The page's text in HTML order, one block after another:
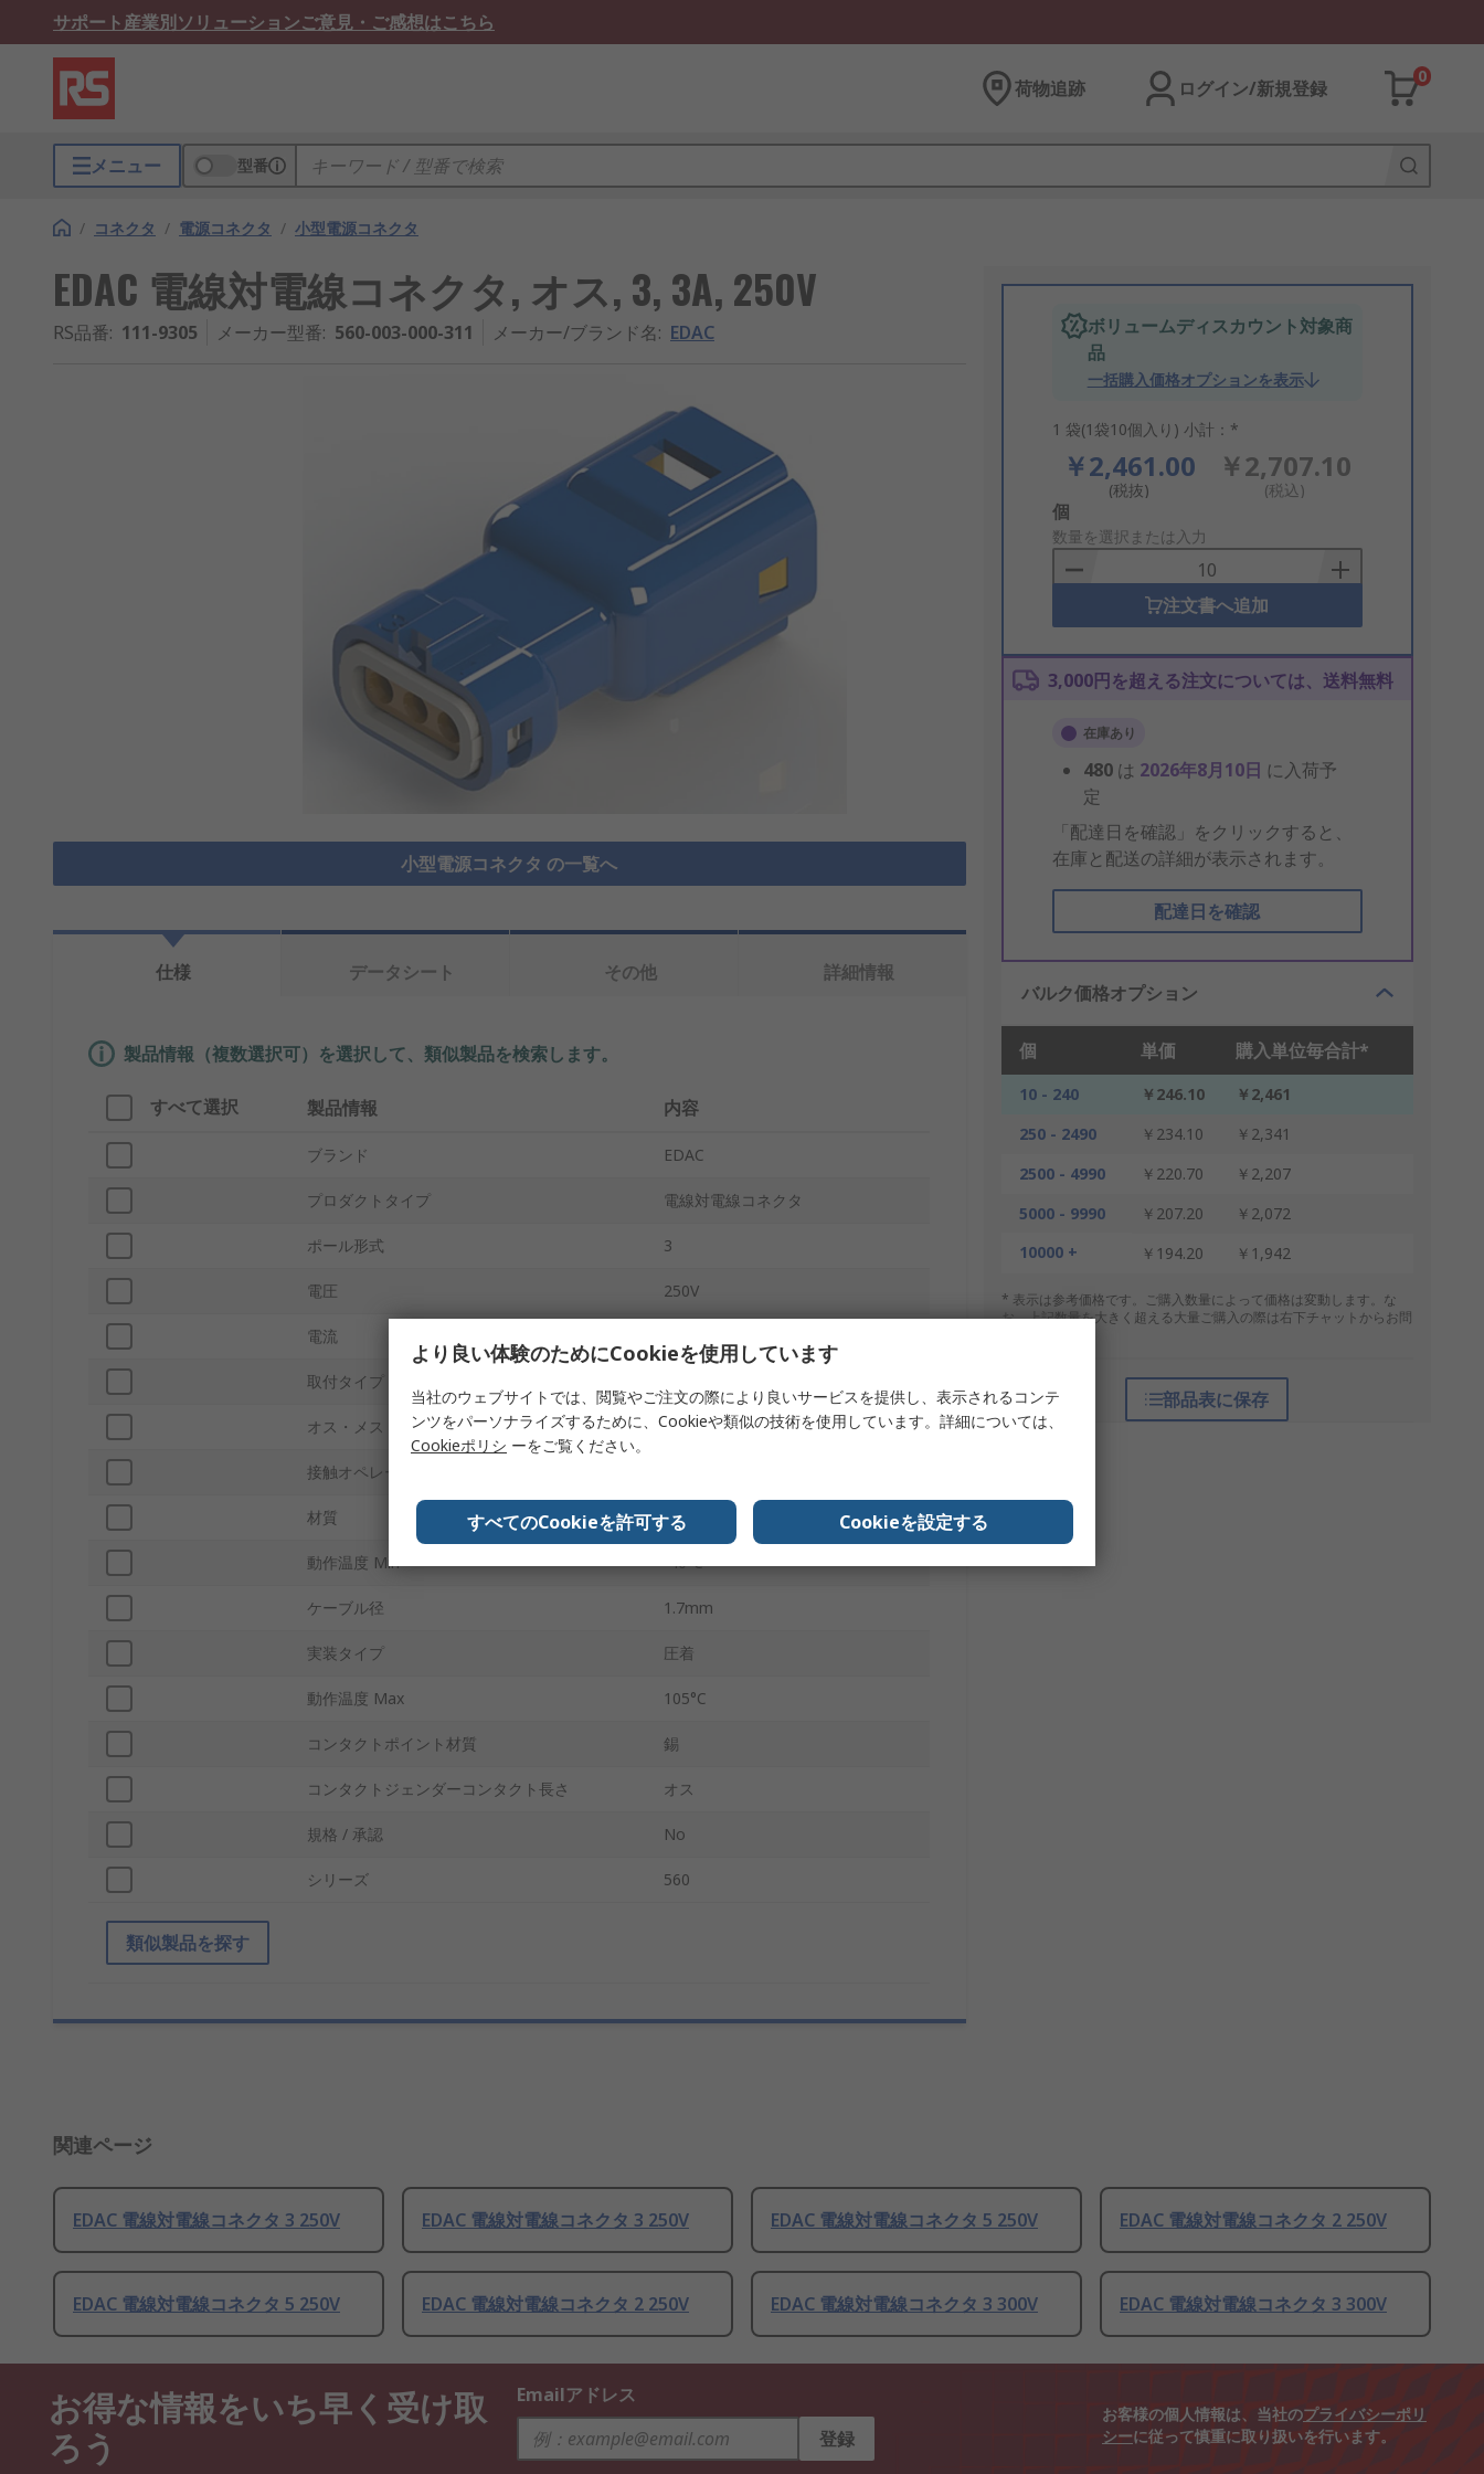
サポート産業別ソリューションご意見・ご感想はこちら
荷物追跡 ログイン/新規登録
0
メニュー 型番
/ コネクタ / 電源コネクタ / 小型電源コネクタ
EDAC 電線対電線コネクタ, オス, 3, 3A, 250V
RS品番: 111-9305 メーカー型番: 560-003-000-311 メーカー/ブランド名: EDAC
小型電源コネクタ の一覧へ
ボリュームディスカウント対象商
品
一括購入価格オプションを表示
1 袋(1袋10個入り) 小計：*
￥2,461.00
(税抜)
￥2,707.10
(税込)
Add
to
Basket
個
数量を選択または入力
注文書へ追加
3,000円を超える注文については、送料無料
在庫あり
480 は 2026年8月10日 に入荷予
定
「配達日を確認」をクリックすると、
在庫と配送の詳細が表示されます。
配達日を確認
バルク価格オプション
個 単価 購入単位毎合計*
10 - 240 ￥246.10
￥2,461
250 - 2490
￥234.10
￥2,341
2500 - 4990
￥220.70
￥2,207
5000 - 9990
￥207.20
￥2,072
10000 +
￥194.20 ￥1,942
* 表示は参考価格です。ご購入数量によって価格は変動します。な
お、上記数量を大きく超える大量ご購入の際は右下チャットからお問
部品表に保存
仕様 データシート その他 詳細情報
製品情報（複数選択可）を選択して、類似製品を検索します。
すべて選択 製品情報 内容
ブランド EDAC
プロダクトタイプ 電線対電線コネクタ
ポール形式 3
電圧 250V
電流
取付タイプ
オス・メス オス
接触オペレーション
材質 ポリブチレンテレフタレート
動作温度 Min -40°C
ケーブル径 1.7mm
実装タイプ 圧着
動作温度 Max 105°C
コンタクトポイント材質 錫
コンタクトジェンダーコンタクト長さ オス
規格 / 承認 No
シリーズ 560
類似製品を探す
関連ページ
EDAC 電線対電線コネクタ 3 250V EDAC 電線対電線コネクタ 3 250V EDAC 電線対電線コネクタ 5 250V EDAC 電線対電線コネクタ 2 250V
EDAC 電線対電線コネクタ 5 250V EDAC 電線対電線コネクタ 2 250V EDAC 電線対電線コネクタ 3 300V EDAC 電線対電線コネクタ 3 300V
お得な情報をいち早く受け取
ろう
Emailアドレス
登録
お客様の個人情報は、当社のプライバシーポリ
シーに従って慎重に取り扱いを行います。
より良い体験のためにCookieを使用しています
当社のウェブサイトでは、閲覧やご注文の際により良いサービスを提供し、表示されるコンテ
ンツをパーソナライズするために、Cookieや類似の技術を使用しています。詳細については、
Cookieポリシ ーをご覧ください。
すべてのCookieを許可する Cookieを設定する